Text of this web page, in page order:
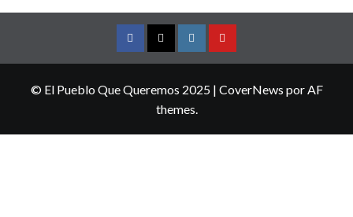
FacebookTwitterInstagramYouTube
© El Pueblo Que Queremos 2025 | CoverNews por AF
themes.